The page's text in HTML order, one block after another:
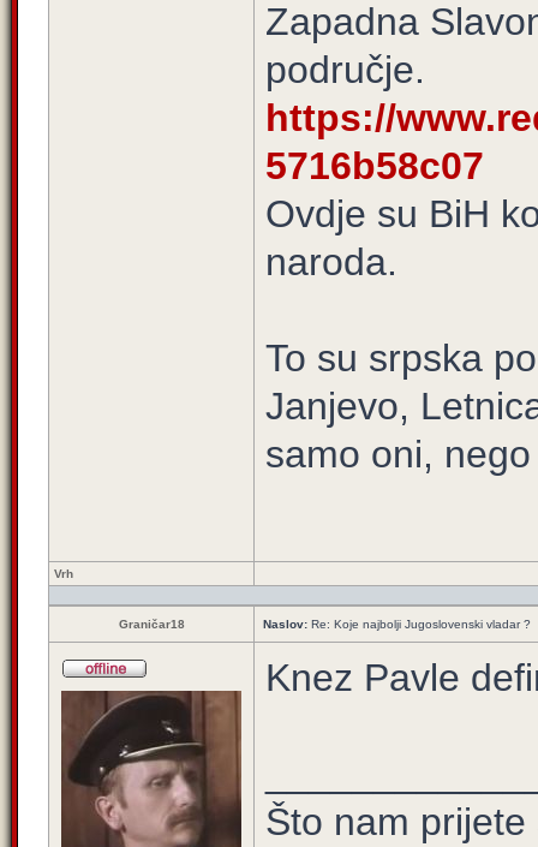
Zapadna
područje.
https://
5716b58c07
Ovdje su BiH
naroda.
To su srpska
Janjevo,
samo oni,
Vrh
Graničar18 Naslov: Re: Koje najbolji Jugoslovenski vladar ?
Knez Pavle
Što nam